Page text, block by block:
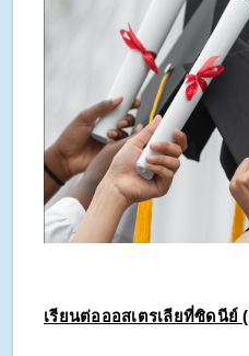
เรียนต่อออสเตรเลียที่ซิดนีย์